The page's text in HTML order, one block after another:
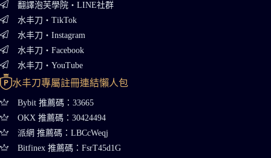
翻譯泡芙學院・LINE社群
水丰刀・TikTok
水丰刀・Instagram
水丰刀・Facebook
水丰刀・YouTube
水丰刀專屬註冊連結懶人包
Bybit 推薦碼：33665
OKX 推薦碼：30424494
派網 推薦碼：LBCcWeqj
Bitfinex 推薦碼：FsrT45d1G